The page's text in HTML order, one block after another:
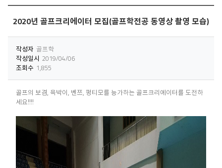
2020년 골프크리에이터 모집(골프학전공 동영상 촬영 모습)
작성자 골프학
작성일시 2019/04/06
조회수 1,855
골프의 보겸, 윽박이, 벤쯔, 펑티모를 능가하는 골프크리에이터를 도전하
세요!!!!